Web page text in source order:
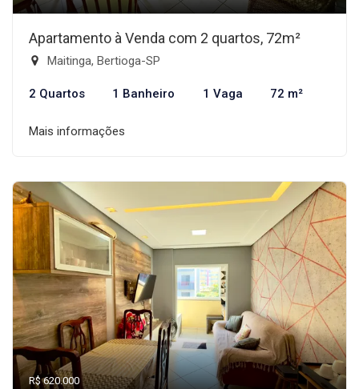
Apartamento à Venda com 2 quartos, 72m²
Maitinga, Bertioga-SP
2 Quartos 1 Banheiro 1 Vaga 72 m²
Mais informações
R$ 620.000